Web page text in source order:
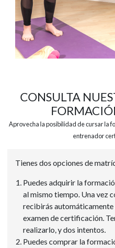
CONSULTA
Aprovecha la posibilidad de cursar la
entrenador
Tienes dos opciones de
Puedes adquirir la
al mismo tiempo. Una vez
recibirás automáticamente
examen de certificación.
realizarlo, y dos intentos.
Puedes comprar la